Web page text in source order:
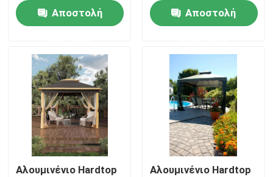
Μας ελάτε σε επαφή με
Ειδήσεις
Ζητήστε ένα απόσπασμα
Πέργκολα Patio αργιλίου
Πέργκολα Louvered αργιλίου
Αποστολή
Αποστολή
Αλουμινένιο Hardtop
Αλουμινένιο Hardtop